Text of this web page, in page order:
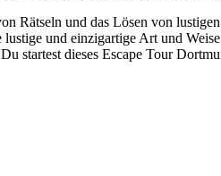
Rätseln und das Lösen von
und einzigartige Art und
startest dieses Escape Tour